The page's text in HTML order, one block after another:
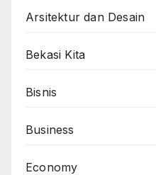
Arsitektur dan Desain
Bekasi Kita
Bisnis
Business
Economy